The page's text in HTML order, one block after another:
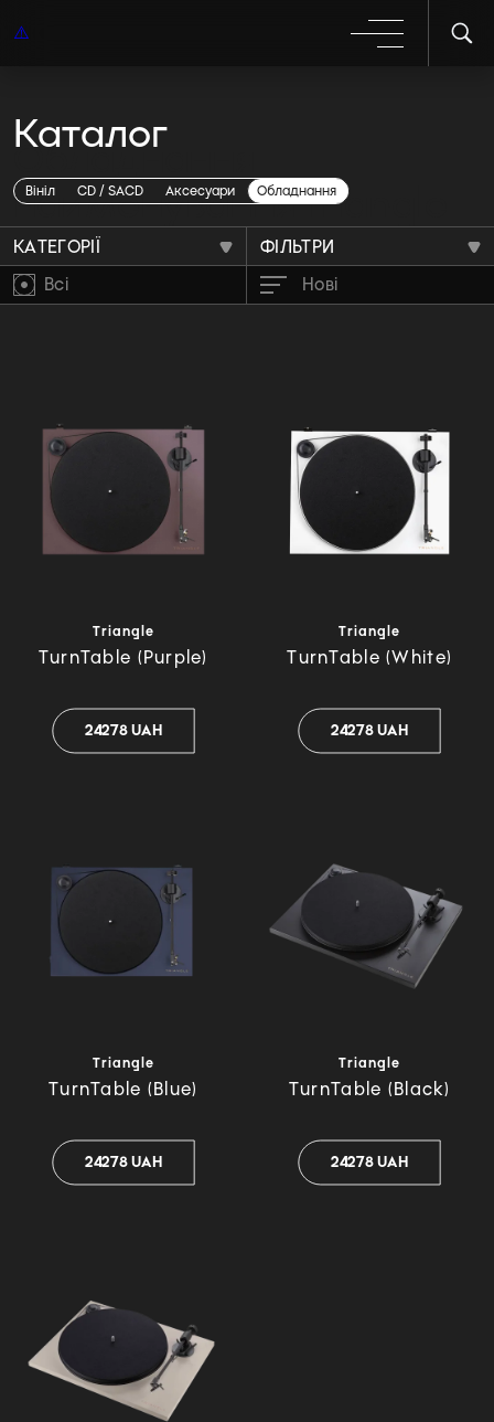
Каталог
Вініл CD / SACD Аксесуари Обладнання
Обладнання
найменування triangle
КАТЕГОРІЇ
ФІЛЬТРИ
Всі
Нові
Triangle
TurnTable (Purple)
24278 UAH
Triangle
TurnTable (White)
24278 UAH
Triangle
TurnTable (Blue)
24278 UAH
Triangle
TurnTable (Black)
24278 UAH